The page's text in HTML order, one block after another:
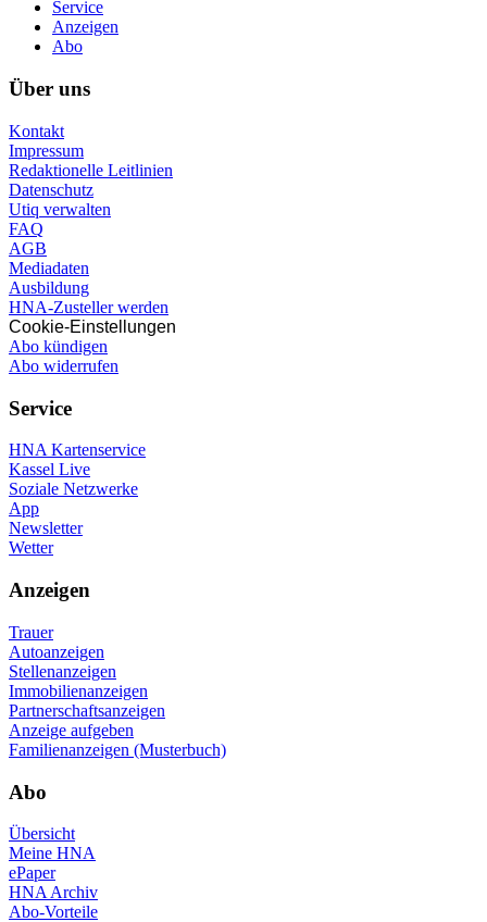
Service
Anzeigen
Abo
Über uns
Kontakt
Impressum
Redaktionelle Leitlinien
Datenschutz
Utiq verwalten
FAQ
AGB
Mediadaten
Ausbildung
HNA-Zusteller werden
Cookie-Einstellungen
Abo kündigen
Abo widerrufen
Service
HNA Kartenservice
Kassel Live
Soziale Netzwerke
App
Newsletter
Wetter
Anzeigen
Trauer
Autoanzeigen
Stellenanzeigen
Immobilienanzeigen
Partnerschaftsanzeigen
Anzeige aufgeben
Familienanzeigen (Musterbuch)
Abo
Übersicht
Meine HNA
ePaper
HNA Archiv
Abo-Vorteile